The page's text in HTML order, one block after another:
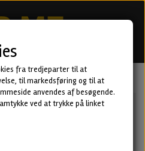
fra tredjeparter til at
til markedsføring og til at
anvendes af besøgende.
ved at trykke på linket